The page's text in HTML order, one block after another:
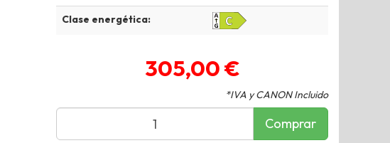
Clase energética:
305,00 €
*IVA y CANON Incluido
Comprar